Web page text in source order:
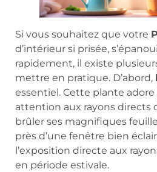
Si vous souhaitez que votre
d’intérieur si prisée,
rapidement, il existe
mettre en pratique. D’abord,
essentiel. Cette plante
attention aux rayons directs
brûler ses magnifiques
près d’une fenêtre bien
l’exposition directe aux
en période estivale.